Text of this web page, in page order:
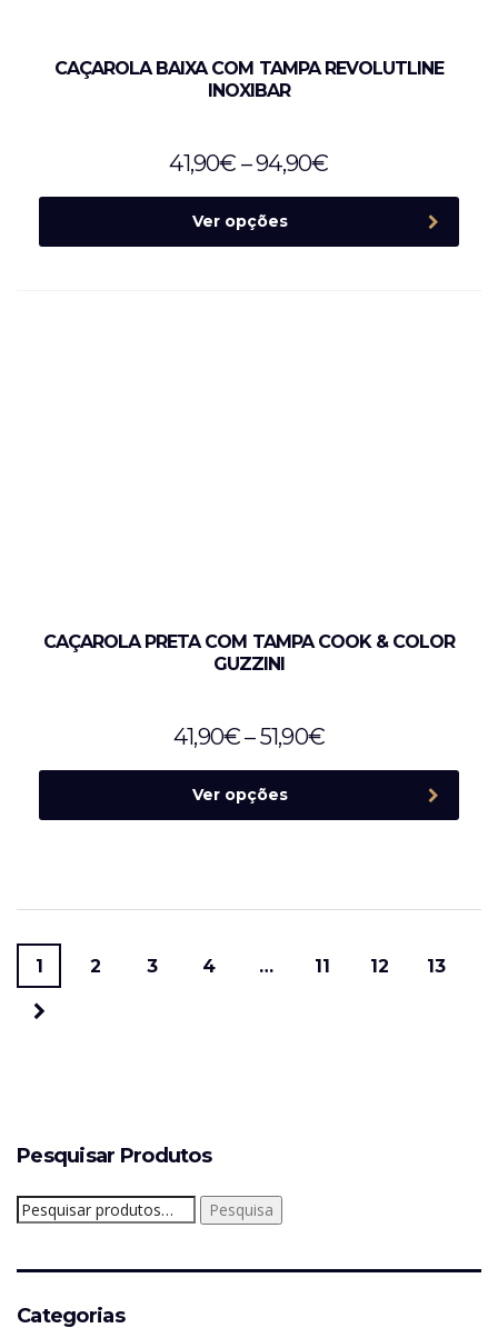
CAÇAROLA BAIXA COM TAMPA REVOLUTLINE
INOXIBAR
41,90€ –94,90€
Ver opções
CAÇAROLA PRETA COM TAMPA COOK & COLOR
GUZZINI
41,90€–51,90€
Ver opções
1 2 3 4 … 11 12 13
Pesquisar Produtos
Pesquisar
por:
Pesquisa
Categorias